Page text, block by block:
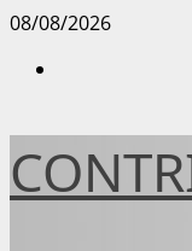
Avançar
08/08/2026